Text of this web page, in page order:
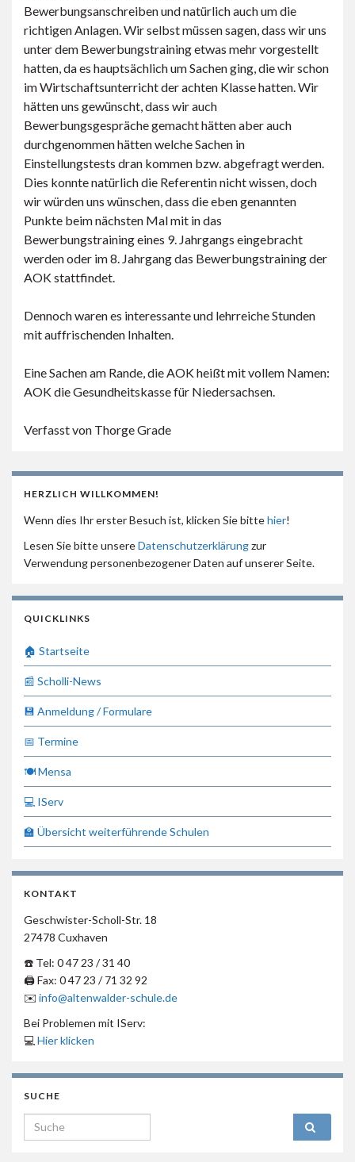
Bewerbungsanschreiben und natürlich auch um die
richtigen Anlagen. Wir selbst müssen sagen, dass wir uns
unter dem Bewerbungstraining etwas mehr vorgestellt
hatten, da es hauptsächlich um Sachen ging, die wir schon
im Wirtschaftsunterricht der achten Klasse hatten. Wir
hätten uns gewünscht, dass wir auch
Bewerbungsgespräche gemacht hätten aber auch
durchgenommen hätten welche Sachen in
Einstellungstests dran kommen bzw. abgefragt werden.
Dies konnte natürlich die Referentin nicht wissen, doch
wir würden uns wünschen, dass die eben genannten
Punkte beim nächsten Mal mit in das
Bewerbungstraining eines 9. Jahrgangs eingebracht
werden oder im 8. Jahrgang das Bewerbungstraining der
AOK stattfindet.
Dennoch waren es interessante und lehrreiche Stunden
mit auffrischenden Inhalten.
Eine Sachen am Rande, die AOK heißt mit vollem Namen:
AOK die Gesundheitskasse für Niedersachsen.
Verfasst von Thorge Grade
HERZLICH WILLKOMMEN!
Wenn dies Ihr erster Besuch ist, klicken Sie bittehier!
Lesen Sie bitte unsereDatenschutzerklärungzur
Verwendung personenbezogener Daten auf unserer Seite.
QUICKLINKS
🏠 Startseite
📰 Scholli-News
💾 Anmeldung / Formulare
📅 Termine
🍽 Mensa
💻 IServ
🏫 Übersicht weiterführende Schulen
KONTAKT
Geschwister-Scholl-Str. 18
27478 Cuxhaven
☎️ Tel: 0 47 23 / 31 40
🖨 Fax: 0 47 23 / 71 32 92
✉️ info@altenwalder-schule.de
Bei Problemen mit IServ:
💻 Hier klicken
SUCHE
Search for: